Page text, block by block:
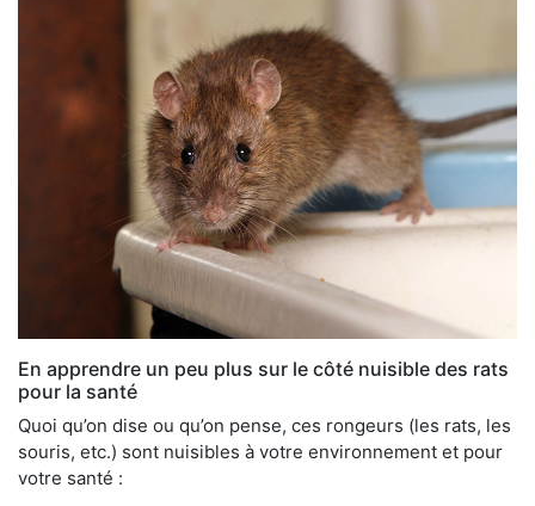
En apprendre un peu plus sur le côté nuisible des rats
pour la santé
Quoi qu’on dise ou qu’on pense, ces rongeurs (les rats, les
souris, etc.) sont nuisibles à votre environnement et pour
votre santé :